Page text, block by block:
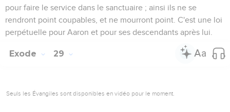
pour faire le service dans le sanctuaire ; ainsi ils ne se
rendront point coupables, et ne mourront point. C'est une loi
perpétuelle pour Aaron et pour ses descendants après lui.
Exode 29
Seuls les Évangiles sont disponibles en vidéo pour le moment.